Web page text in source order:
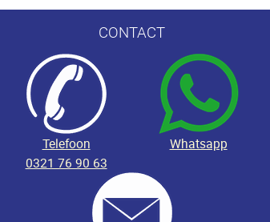
CONTACT
Telefoon
Whatsapp
0321 76 90 63